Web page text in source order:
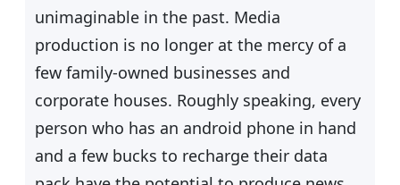
unimaginable in the past. Media
production is no longer at the mercy of a
few family-owned businesses and
corporate houses. Roughly speaking, every
person who has an android phone in hand
and a few bucks to recharge their data